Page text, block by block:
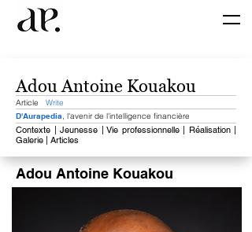
Adou Antoine Kouakou
Article Write
D'Aurapedia, l'avenir de l'intelligence financière
Contexte​ | Jeunesse | Vie professionnelle | Réalisation |
Galerie | Articles
Adou Antoine Kouakou